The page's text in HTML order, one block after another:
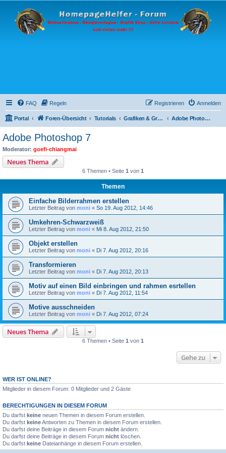
FAQ Regeln Anmelden
Registrieren
Portal Foren-Übersicht Tutorials Grafiken & Grafikprogramme Adobe Photoshop 7
Adobe Photoshop 7
Moderator: goefi-chiangmai
Neues Thema
6 Themen • Seite 1 von 1
Themen
Einfache Bilderrahmen erstellen
Letzter Beitrag von moni « So 19. Aug 2012, 14:46
Umkehren-Schwarzweiß
Letzter Beitrag von moni « Mi 8. Aug 2012, 21:50
Objekt erstellen
Letzter Beitrag von moni « Di 7. Aug 2012, 20:16
Transformieren
Letzter Beitrag von moni « Di 7. Aug 2012, 20:13
Motiv auf einen Bild einbringen und rahmen esrtellen
Letzter Beitrag von moni « Di 7. Aug 2012, 11:54
Motive ausschneiden
Letzter Beitrag von moni « Di 7. Aug 2012, 07:24
Neues Thema
6 Themen • Seite 1 von 1
Gehe zu
WER IST ONLINE?
Mitglieder in diesem Forum: 0 Mitglieder und 2 Gäste
BERECHTIGUNGEN IN DIESEM FORUM
Du darfst keine neuen Themen in diesem Forum erstellen.
Du darfst keineAntworten zu Themen in diesem Forum erstellen.
Du darfst deine Beiträge in diesem Forum nicht ändern.
Du darfst deine Beiträge in diesem Forum nicht löschen.
Du darfst keine Dateianhänge in diesem Forum erstellen.